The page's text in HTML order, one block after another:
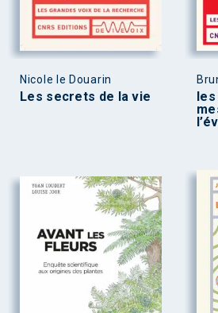
Nicole le Douarin
Les secrets de la vie